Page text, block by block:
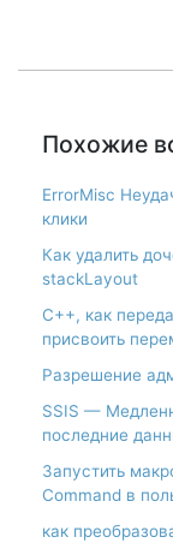
Похожие
ErrorMisc
клики
Как удалить
stackLayout
С++, как
присвоить
Разрешение
SSIS —
последние
Запустить
Command в
как